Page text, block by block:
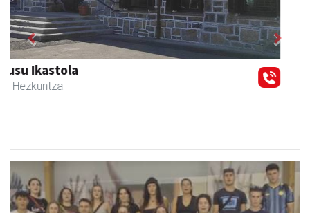
Zizurkilgo Udala
Zizurkil - Udaletxeak
Previous Next